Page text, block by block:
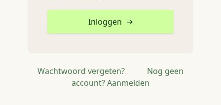
Inloggen →
Wachtwoord vergeten?
Nog geen
account? Aanmelden